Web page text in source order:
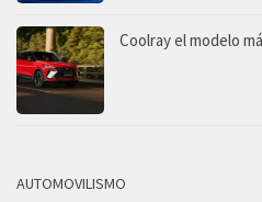
Coolray el modelo
AUTOMOVILISMO